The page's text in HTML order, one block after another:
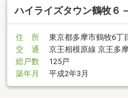
ハイライズタウン鶴牧６
住 所
東京都多摩市鶴牧6丁
交 通
京王相模原線 京王多
総戸数
125戸
築年月
平成2年3月